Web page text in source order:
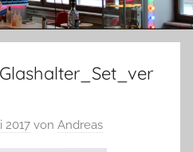
2017 von Andreas